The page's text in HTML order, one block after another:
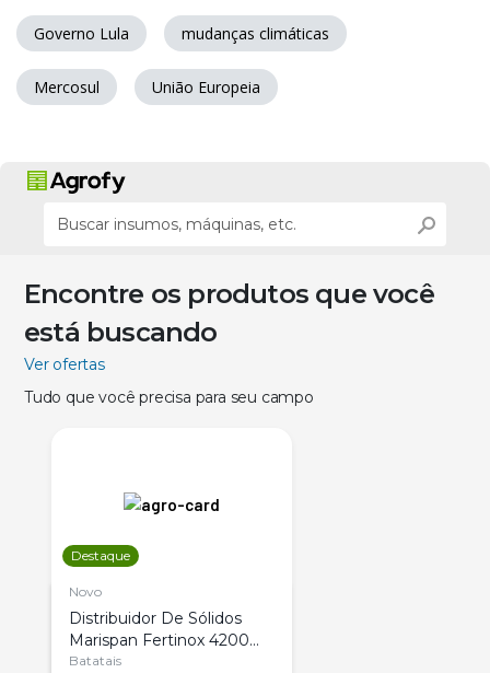
Governo Lula mudanças climáticas
Mercosul União Europeia
Encontre os produtos que você
está buscando
Ver ofertas
Tudo que você precisa para seu campo
Destaque
Novo
Distribuidor De Sólidos
Marispan Fertinox 4200
Citrus
Batatais